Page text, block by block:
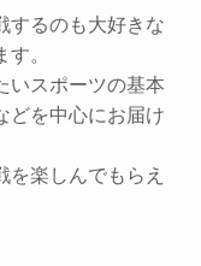
するのも大好きな
。
いスポーツの基本
どを中心にお届け
楽しんでもらえ